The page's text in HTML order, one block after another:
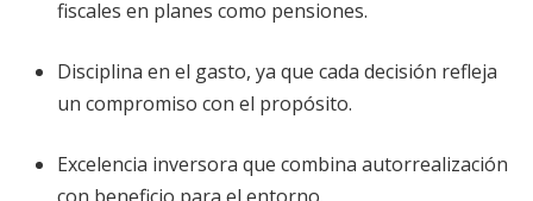
fiscales en planes como pensiones.
Disciplina en el gasto, ya que cada decisión refleja
un compromiso con el propósito.
Excelencia inversora que combina autorrealización